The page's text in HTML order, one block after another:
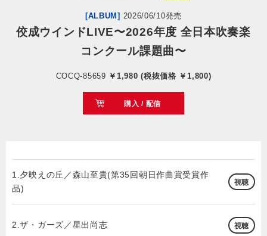
お問い合わせ
閉じる
[ALBUM] 2026/06/10発売
佼成ウインドLIVE〜2026年度 全日本吹奏楽
コンクール課題曲〜
COCQ-85659 ￥1,980 (税抜価格 ￥1,800)
購入 / 配信
1.夕映えの丘／森山至貴(第35回朝日作曲賞受賞作
品)
視聴
2.ザ・ガーズ／星出尚志 視聴